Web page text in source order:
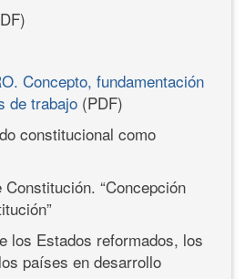
Concepto, fundamentación
de trabajo (PDF)
constitucional como
“Concepción
los Estados reformados, los
países en desarrollo